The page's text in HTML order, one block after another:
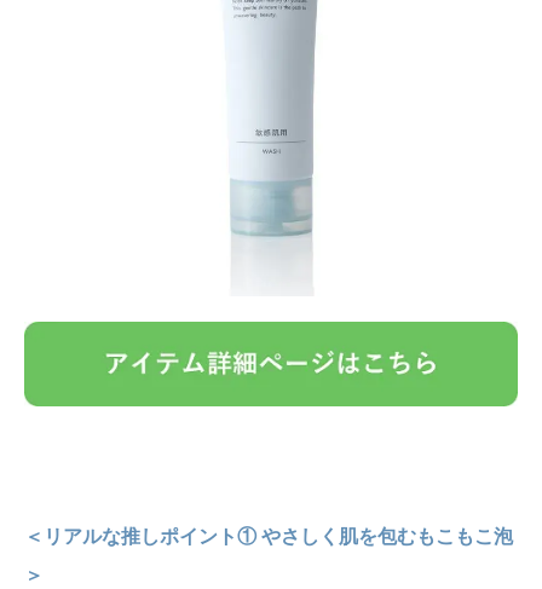
＜リアルな推しポイント① やさしく肌を包むもこもこ泡
＞